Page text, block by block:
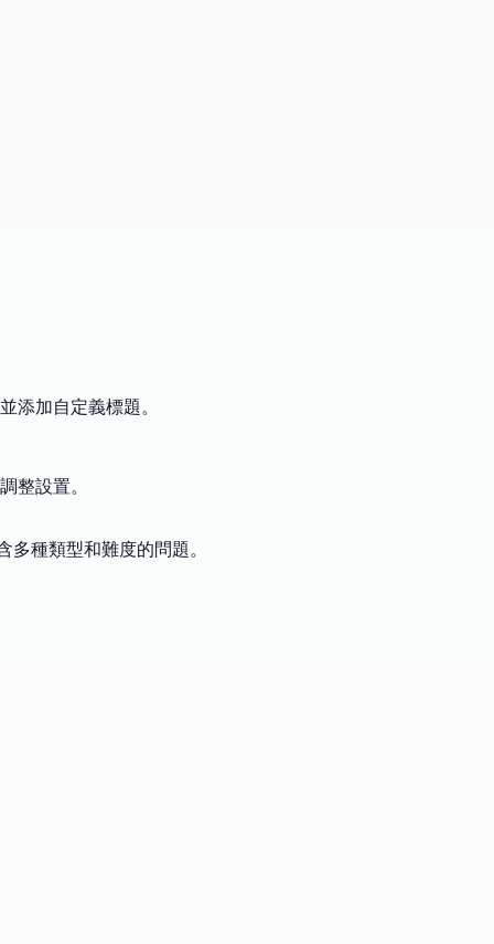
加自定義標題。
整設置。
種類型和難度的問題。